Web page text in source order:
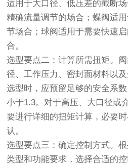
适用于大口径、低压差的截断
精确流量调节的场合；蝶阀适
节场合；球阀适用于需要快速
合。
选型要点二：计算所需扭矩。
径、工作压力、密封面材料以
选型时，应预留足够的安全系
小于1.3。对于高压、大口径或
要进行详细的扭矩计算，必要
认。
选型要点三：确定控制方式。
类型和功能要求，选择合适的